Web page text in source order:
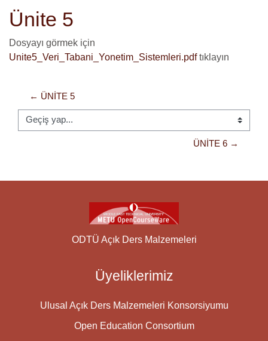
Ünite 5
Dosyayı görmek için
Unite5_Veri_Tabani_Yonetim_Sistemleri.pdftıklayın
← ÜNITE 5
Geçiş yap...
ÜNITE 6 →
ODTÜ Açık Ders Malzemeleri
Üyeliklerimiz
Ulusal Açık Ders Malzemeleri Konsorsiyumu
Open Education Consortium